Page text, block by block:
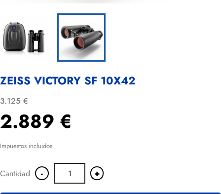
ZEISS VICTORY SF 10X42
3.125 €
2.889 €
Impuestos incluidos
Cantidad - +